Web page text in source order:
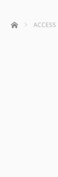
ホーム ACCESS